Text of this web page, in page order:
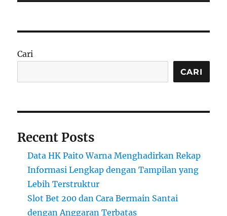
Cari
CARI
Recent Posts
Data HK Paito Warna Menghadirkan Rekap
Informasi Lengkap dengan Tampilan yang
Lebih Terstruktur
Slot Bet 200 dan Cara Bermain Santai
dengan Anggaran Terbatas